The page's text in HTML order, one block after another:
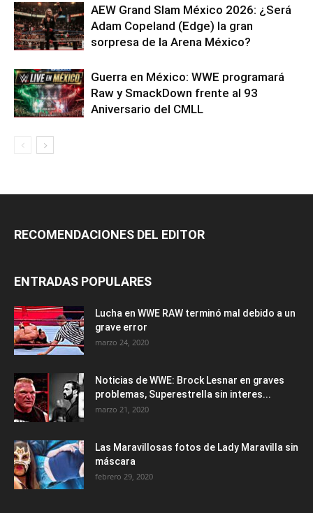
AEW Grand Slam México 2026: ¿Será
Adam Copeland (Edge) la gran
sorpresa de la Arena México?
Guerra en México: WWE programará
Raw y SmackDown frente al 93
Aniversario del CMLL
RECOMENDACIONES DEL EDITOR
ENTRADAS POPULARES
Lucha en WWE RAW terminó mal debido a un
grave error
marzo 24, 2020
Noticias de WWE: Brock Lesnar en graves
problemas, Superestrella sin interes...
marzo 21, 2020
Las Maravillosas fotos de Lady Maravilla sin
máscara
febrero 29, 2020